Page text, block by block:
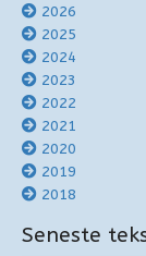
2026
2025
2024
2023
2022
2021
2020
2019
2018
Seneste